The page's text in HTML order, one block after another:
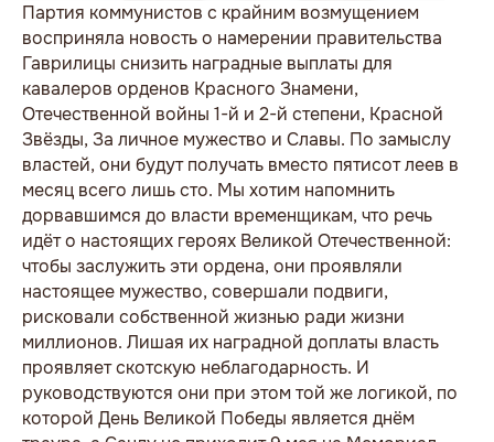
Партия коммунистов с крайним возмущением
восприняла новость о намерении правительства
Гаврилицы снизить наградные выплаты для
кавалеров орденов Красного Знамени,
Отечественной войны 1-й и 2-й степени, Красной
Звёзды, За личное мужество и Славы. По замыслу
властей, они будут получать вместо пятисот леев в
месяц всего лишь сто. Мы хотим напомнить
дорвавшимся до власти временщикам, что речь
идёт о настоящих героях Великой Отечественной:
чтобы заслужить эти ордена, они проявляли
настоящее мужество, совершали подвиги,
рисковали собственной жизнью ради жизни
миллионов. Лишая их наградной доплаты власть
проявляет скотскую неблагодарность. И
руководствуются они при этом той же логикой, по
которой День Великой Победы является днём